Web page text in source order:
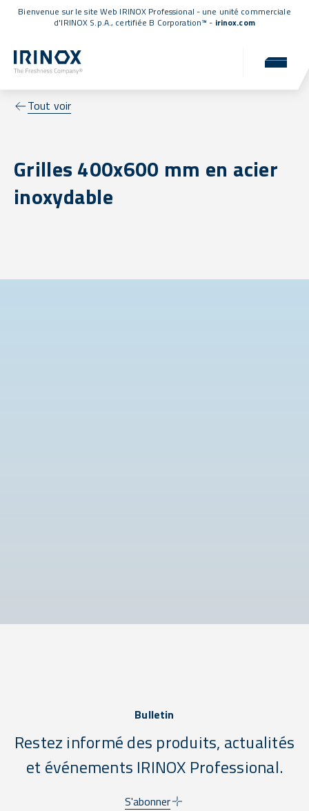
Bienvenue sur le site Web IRINOX Professional - une unité commerciale
d'IRINOX S.p.A., certifiée B Corporation™ - irinox.com
Tout voir
Grilles 400x600 mm en acier
inoxydable
Bulletin
Restez informé des produits, actualités
et événements IRINOX Professional.
S'abonner